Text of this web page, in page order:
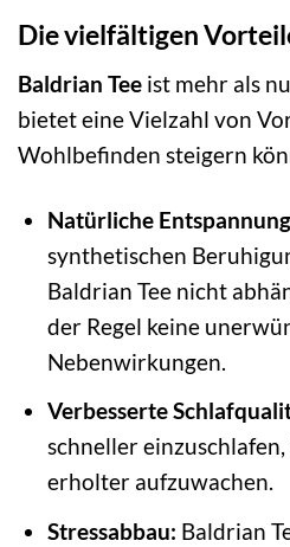
Die vielfältigen
Baldrian Tee ist mehr als
bietet eine Vielzahl von
Wohlbefinden steigern
Natürliche
synthetischen
Baldrian Tee nicht
der Regel keine
Nebenwirkungen.
Verbesserte
schneller
erholter aufzuwachen.
Stressabbau: Baldrian